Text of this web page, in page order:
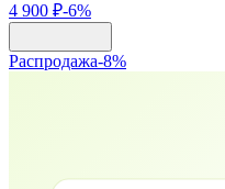
4 900 ₽-6%
Распродажа-8%